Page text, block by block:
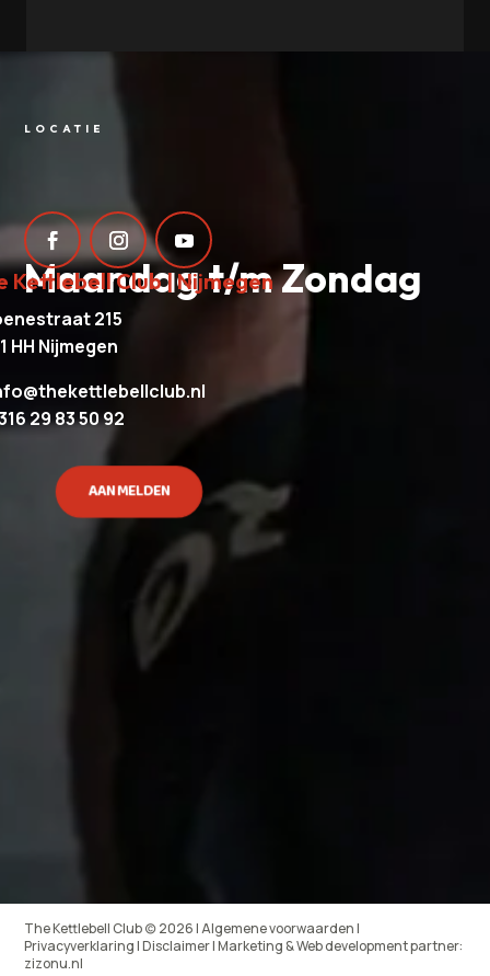
LOCATIE
Maandag t/m Zondag
Kettlebell Club | Nijmegen
215
HH Nijmegen
29 83 50 92
AANMELDEN
The Kettlebell Club (c) 2026 | Algemene voorwaarden |
Privacyverklaring | Disclaimer | Marketing & Web development partner:
zizonu.nl